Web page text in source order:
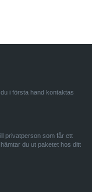
i första hand kontaktas
privatperson som får ett
du ut paketet hos ditt